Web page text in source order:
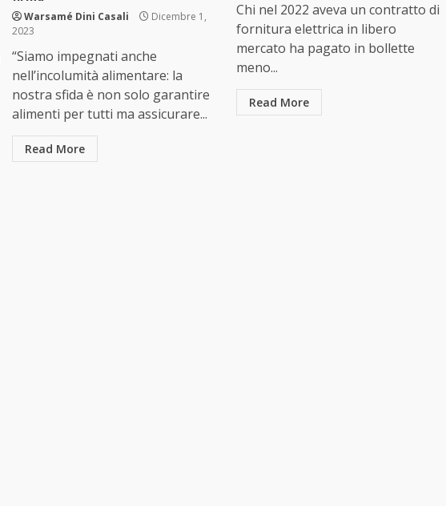
Warsamé Dini Casali
Dicembre 1,
2023
“Siamo impegnati anche
nell’incolumità alimentare: la
nostra sfida è non solo garantire
alimenti per tutti ma assicurare...
Read More
Chi nel 2022 aveva un contratto di
fornitura elettrica in libero
mercato ha pagato in bollette
meno...
Read More